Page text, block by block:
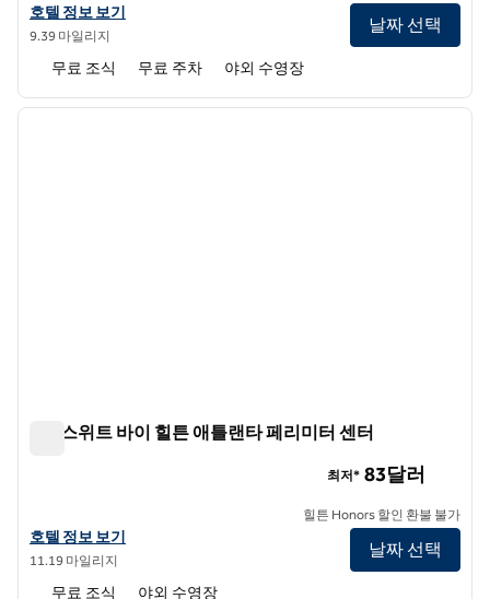
홈2 스위트 바이 힐튼 애틀랜타 노크로스의 호텔 정보 보기
호텔 정보 보기
9.39 마일리지
날짜 선택
무료 조식 무료 주차 야외 수영장
1/12
다음
홈2 스위트 바이 힐튼 애틀랜타 페리미터 센터
홈2 스위트 바이 힐튼 애틀랜타 페리미터 센터의 호텔 정보 보기
호텔 정보 보기
11.19 마일리지
최저* 83달러
힐튼 Honors 할인 환불 불가
날짜 선택
무료 조식 야외 수영장